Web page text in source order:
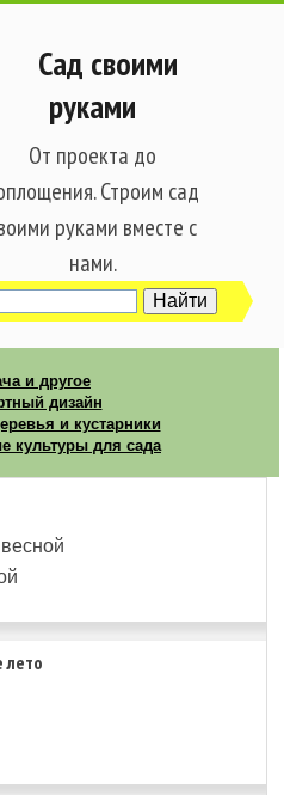
Сад своими
руками
От проекта до
Строим сад
руками вместе с
нами.
и другое
дизайн
и кустарники
культуры для сада
лето